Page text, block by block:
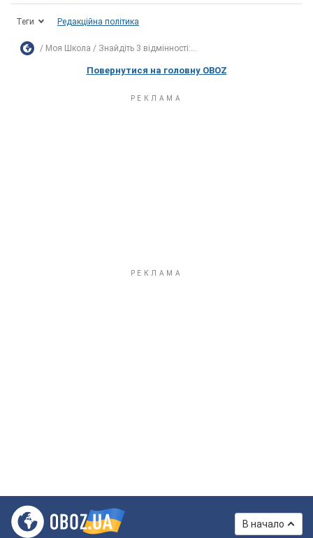
Теги Редакційна політика
Моя Школа Знайдіть 3 відмінності:...
Повернутися на головну OBOZ
В начало